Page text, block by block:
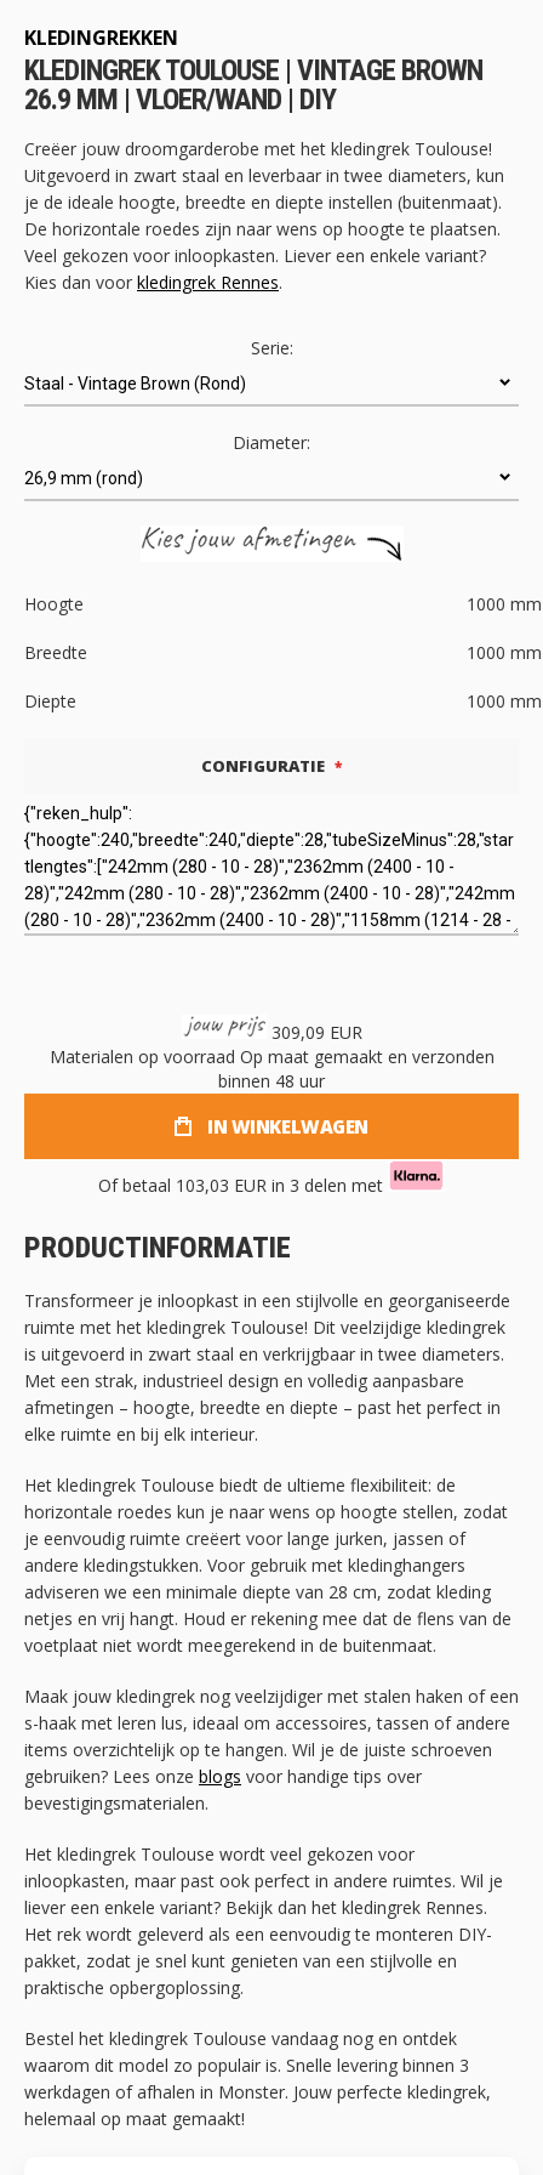
begin
van
de
afbeeldingen-
KLEDINGREKKEN
KLEDINGREK TOULOUSE | VINTAGE BROWN
26.9 MM | VLOER/WAND | DIY
Creëer jouw droomgarderobe met het kledingrek Toulouse!
Uitgevoerd in zwart staal en leverbaar in twee diameters, kun
je de ideale hoogte, breedte en diepte instellen (buitenmaat).
De horizontale roedes zijn naar wens op hoogte te plaatsen.
Veel gekozen voor inloopkasten. Liever een enkele variant?
Kies dan voor kledingrek Rennes.
Serie:
Diameter:
Hoogte 1000 mm
Breedte 1000 mm
Diepte 1000 mm
CONFIGURATIE
309,09 EUR
Materialen op voorraad Op maat gemaakt en verzonden
binnen 48 uur
IN WINKELWAGEN
Of betaal 103,03 EUR in 3 delen met
PRODUCTINFORMATIE
Transformeer je inloopkast in een stijlvolle en georganiseerde
ruimte met het kledingrek Toulouse! Dit veelzijdige kledingrek
is uitgevoerd in zwart staal en verkrijgbaar in twee diameters.
Met een strak, industrieel design en volledig aanpasbare
afmetingen – hoogte, breedte en diepte – past het perfect in
elke ruimte en bij elk interieur.
Het kledingrek Toulouse biedt de ultieme flexibiliteit: de
horizontale roedes kun je naar wens op hoogte stellen, zodat
je eenvoudig ruimte creëert voor lange jurken, jassen of
andere kledingstukken. Voor gebruik met kledinghangers
adviseren we een minimale diepte van 28 cm, zodat kleding
netjes en vrij hangt. Houd er rekening mee dat de flens van de
voetplaat niet wordt meegerekend in de buitenmaat.
Maak jouw kledingrek nog veelzijdiger met stalen haken of een
s-haak met leren lus, ideaal om accessoires, tassen of andere
items overzichtelijk op te hangen. Wil je de juiste schroeven
gebruiken? Lees onze blogs voor handige tips over
bevestigingsmaterialen.
Het kledingrek Toulouse wordt veel gekozen voor
inloopkasten, maar past ook perfect in andere ruimtes. Wil je
liever een enkele variant? Bekijk dan het kledingrek Rennes.
Het rek wordt geleverd als een eenvoudig te monteren DIY-
pakket, zodat je snel kunt genieten van een stijlvolle en
praktische opbergoplossing.
Bestel het kledingrek Toulouse vandaag nog en ontdek
waarom dit model zo populair is. Snelle levering binnen 3
werkdagen of afhalen in Monster. Jouw perfecte kledingrek,
helemaal op maat gemaakt!